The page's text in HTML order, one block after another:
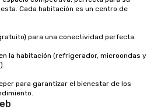
Cada habitación es un centro de
para una conectividad perfecta.
la habitación (refrigerador, microondas y
para garantizar el bienestar de los